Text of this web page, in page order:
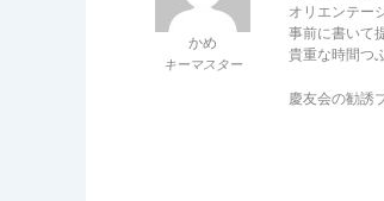
かめ
キーマスター
オリエンテー
事前に書いて
貴重な時間つ
慶友会の勧誘